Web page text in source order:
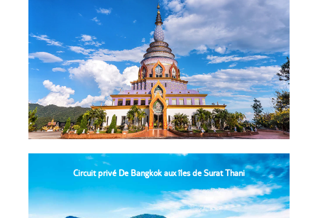
Circuit privé De Bangkok aux îles de Surat Thani